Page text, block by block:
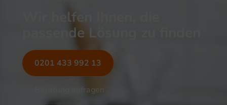
Wir helfen Ihnen, die
passende Lösung zu finden
0201 433 992 13
Beratung anfragen